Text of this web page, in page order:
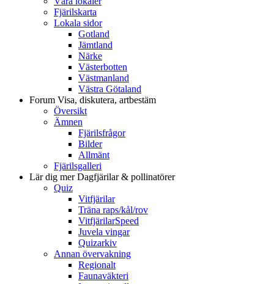
Fjärilskarta
Lokala sidor
Gotland
Jämtland
Närke
Västerbotten
Västmanland
Västra Götaland
Forum Visa, diskutera, artbestäm
Översikt
Ämnen
Fjärilsfrågor
Bilder
Allmänt
Fjärilsgalleri
Lär dig merDagfjärilar & pollinatörer
Quiz
Vitfjärilar
Träna raps/kål/rov
VitfjärilarSpeed
Juvela vingar
Quizarkiv
Annan övervakning
Regionalt
Faunaväkteri